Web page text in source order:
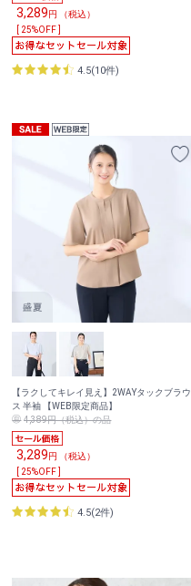
3,289円 （税込）
[ 25%OFF ]
4.5(10件)
【ラクしてキレイ見え】2WAYタックブラウ
ス 半袖 【WEB限定商品】
4,389円（税込）の品
3,289円 （税込）
[ 25%OFF ]
4.5(2件)